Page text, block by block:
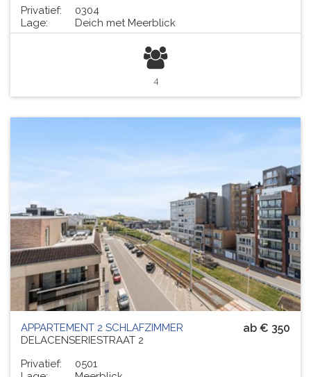
Privatief:
0304
Lage:
Deich met Meerblick
4
ab € 350
APPARTEMENT 2 SCHLAFZIMMER
DELACENSERIESTRAAT 2
Privatief:
0501